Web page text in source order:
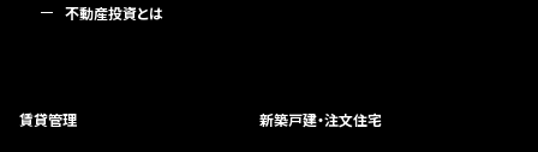
不動産投資とは
賃貸管理 新築戸建・注文住宅